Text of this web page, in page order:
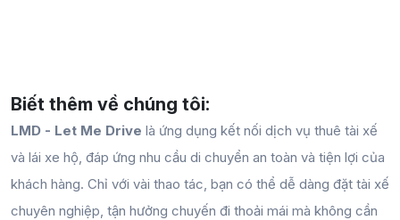
Biết thêm về chúng tôi:
LMD - Let Me Drive là ứng dụng kết nối dịch vụ thuê tài xế
và lái xe hộ, đáp ứng nhu cầu di chuyển an toàn và tiện lợi của
khách hàng. Chỉ với vài thao tác, bạn có thể dễ dàng đặt tài xế
chuyên nghiệp, tận hưởng chuyến đi thoải mái mà không cần